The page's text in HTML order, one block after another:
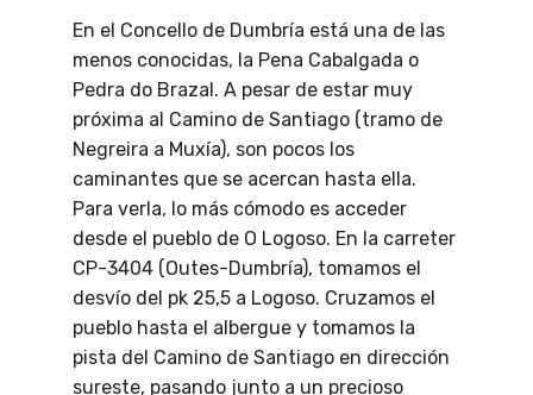
En el Concello de Dumbría está una de las
menos conocidas, la Pena Cabalgada o
Pedra do Brazal. A pesar de estar muy
próxima al Camino de Santiago (tramo de
Negreira a Muxía), son pocos los
caminantes que se acercan hasta ella.
Para verla, lo más cómodo es acceder
desde el pueblo de O Logoso. En la carreter
CP-3404 (Outes-Dumbría), tomamos el
desvío del pk 25,5 a Logoso. Cruzamos el
pueblo hasta el albergue y tomamos la
pista del Camino de Santiago en dirección
sureste, pasando junto a un precioso